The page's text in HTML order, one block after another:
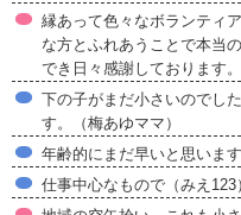
縁あって色々なボランティ
な方とふれあうことで本当
でき日々感謝しております
下の子がまだ小さいのでし
す。（梅あゆママ）
年齢的にまだ早いと思いま
仕事中心なもので（みえ123